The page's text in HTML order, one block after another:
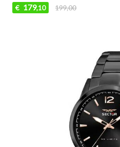
€ 179,10 199,00